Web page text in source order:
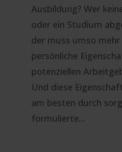
Ausbildung? Wer
oder ein Studium
der muss umso
persönliche
potenziellen
Und diese
am besten durch
formulierte...